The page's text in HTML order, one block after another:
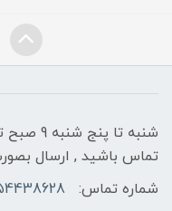
تماس باشید , ارسال
شماره تماس: